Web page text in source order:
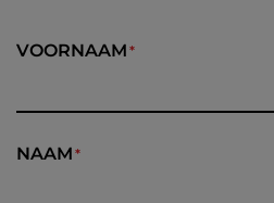
VOORNAAM
NAAM